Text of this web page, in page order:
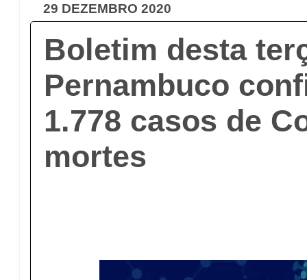
29 DEZEMBRO 2020
Boletim desta
Pernambuco
1.778 casos de
mortes